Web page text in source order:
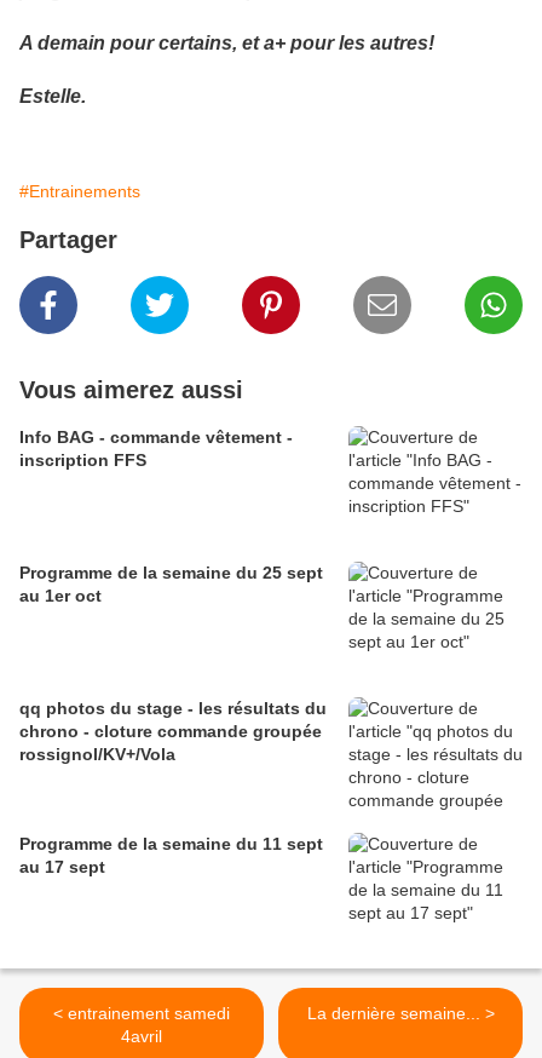
A demain pour certains, et a+ pour les autres!
Estelle.
#Entrainements
Partager
Vous aimerez aussi
Info BAG - commande vêtement -
inscription FFS
Programme de la semaine du 25 sept
au 1er oct
qq photos du stage - les résultats du
chrono - cloture commande groupée
rossignol/KV+/Vola
Programme de la semaine du 11 sept
au 17 sept
< entrainement samedi
4avril
La dernière semaine... >